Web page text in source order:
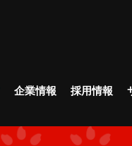
企業情報 採用情報